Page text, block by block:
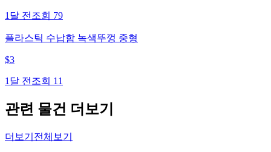
1달 전 조회 79
플라스틱 수납함 녹색뚜껑 중형
$3
1달 전 조회 11
관련 물건 더보기
더보기 전체보기